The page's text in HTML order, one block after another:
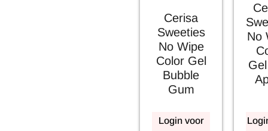
Cerisa
Sweeties
No Wipe
Color Gel
Bubble
Gum
Login voor
No